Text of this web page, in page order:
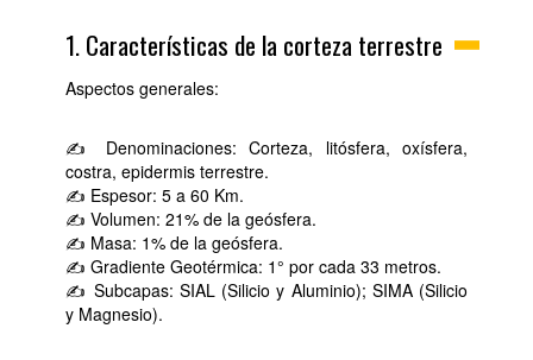
1. Características de la corteza terrestre
Aspectos generales:
✍ Denominaciones: Corteza, litósfera, oxísfera,
costra, epidermis terrestre.
✍ Espesor: 5 a 60 Km.
✍ Volumen: 21% de la geósfera.
✍ Masa: 1% de la geósfera.
✍ Gradiente Geotérmica: 1° por cada 33 metros.
✍ Subcapas: SIAL (Silicio y Aluminio); SIMA (Silicio
y Magnesio).